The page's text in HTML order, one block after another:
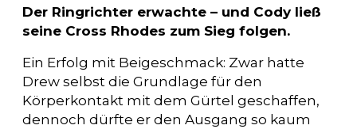
Der Ringrichter erwachte – und Cody ließ
seine Cross Rhodes zum Sieg folgen.
Ein Erfolg mit Beigeschmack: Zwar hatte
Drew selbst die Grundlage für den
Körperkontakt mit dem Gürtel geschaffen,
dennoch dürfte er den Ausgang so kaum